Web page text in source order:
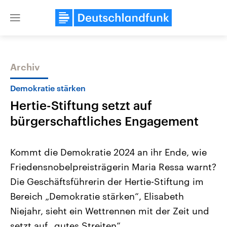
Close
Themen
Landtagswahl Sachsen-Anhalt
2026
Alle Informationen
Sachsen-Anhalt wählt am 6.
September 2026 einen neuen
Landtag. Seit 2021 wird das
Bundesland von einer Koalition aus
USA
Aktuelle Beiträge,
Hintergründe
Wirtschaftlich und
gehören die Vereinigten
den mächtigsten Ländern
Archiv
Demokratie stärken
Hertie-Stiftung setzt auf
bürgerschaftliches Engagement
Kommt die Demokratie 2024 an ihr Ende, wie
Friedensnobelpreisträgerin Maria Ressa warnt?
Die Geschäftsführerin der Hertie-Stiftung im
Bereich „Demokratie stärken“, Elisabeth
Niejahr, sieht ein Wettrennen mit der Zeit und